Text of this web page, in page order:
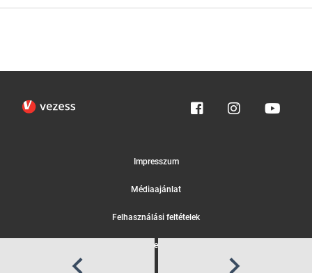
Impresszum
Médiaajánlat
Felhasználási feltételek
Egyedi adatkezelési tájékoztató